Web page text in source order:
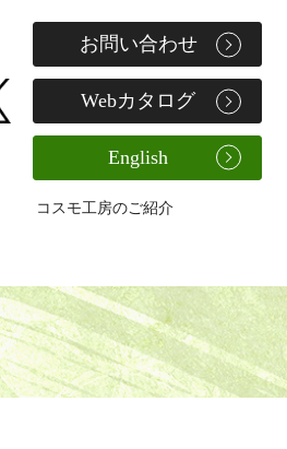
コスモ工房のご紹介
お問い合わせ
Webカタログ
English